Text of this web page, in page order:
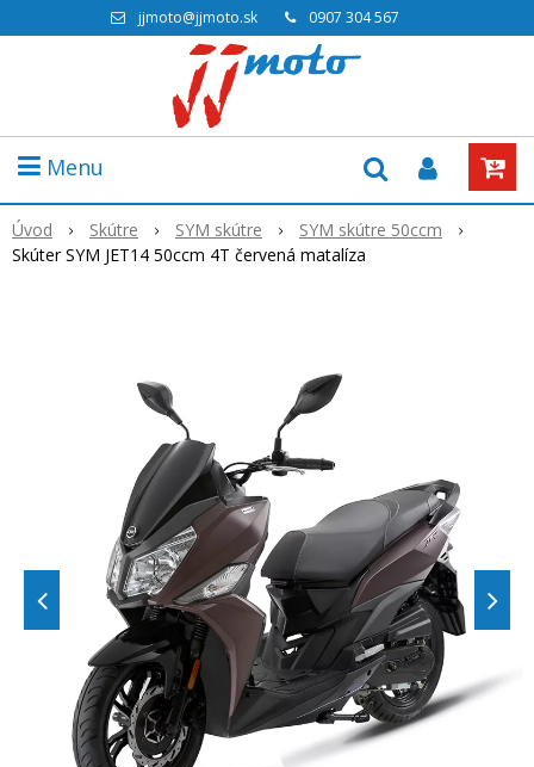
jjmoto@jjmoto.sk 0907 304 567
Menu
Úvod Skútre SYM skútre
SYM skútre 50ccm
Skúter SYM JET14 50ccm 4T červená matalíza